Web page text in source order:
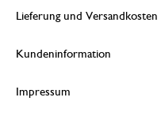
Lieferung und Versandkosten
Kundeninformation
Impressum